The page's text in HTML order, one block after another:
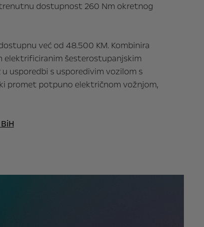
dostupnost 260 Nm okretnog
već od 48.500 KM. Kombinira
elektrificiranim šesterostupanjskim
usporedbi s usporedivim vozilom s
promet potpuno električnom vožnjom,